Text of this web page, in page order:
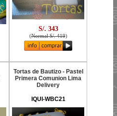
S/. 343
(Normal S/. 419)
Tortas de Bautizo - Pastel
Primera Comunion Lima
Delivery
IQUI-WBC21